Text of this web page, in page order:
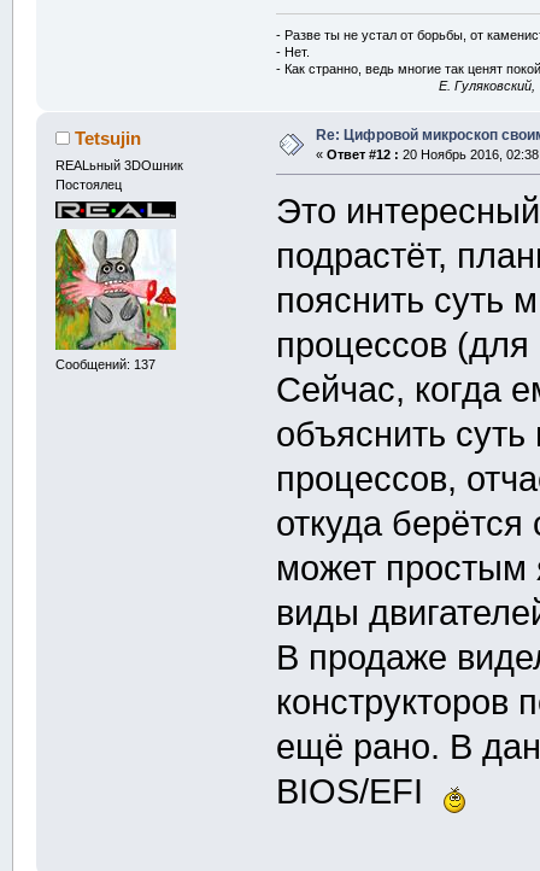
- Разве ты не устал от борьбы, от
- Нет.
- Как странно, ведь многие так ценят
E.
Tetsujin
REALьный 3DOшник
Постоялец
Сообщений: 137
Re: Цифровой микроскоп
« Ответ #12 : 20 Ноябрь 2016,
Это
подрастёт,
пояснить суть
процессов
Сейчас, когда
объяснить
процессов,
откуда берётся
может простым
виды
В продаже
конструкторов
ещё рано. В
BIOS/EFI